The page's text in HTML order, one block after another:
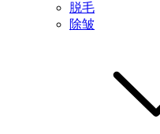
脱毛
除皱